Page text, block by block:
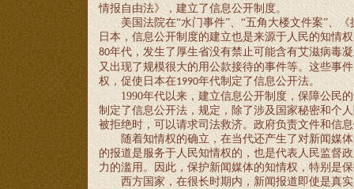
情报自由法》，建立了信息公开制度。
美国法院在“水门事件”、“五角大楼文件案”、
日本，信息公开制度的建立也是来源于人民的知情
80年代，发生了厚生省没有禁止可能含有艾滋病毒
又出现了规模很大的用公款接待的事件等。这些事
权，促使日本在1990年代制定了信息公开法。
1990年代以来，建立信息公开制度，保障公民
制定了信息公开法，规定，除了涉及国家秘密和个
被拒绝时，可以请求司法救济。政府负责文件和信
随着知情权的确立，在当代还产生了对新闻媒
的报道是服务于人民知情权的，也是代表人民监督
力的滥用。因此，保护新闻媒体的知情权，特别是
西方国家，在很长时期内，新闻报道即使是真